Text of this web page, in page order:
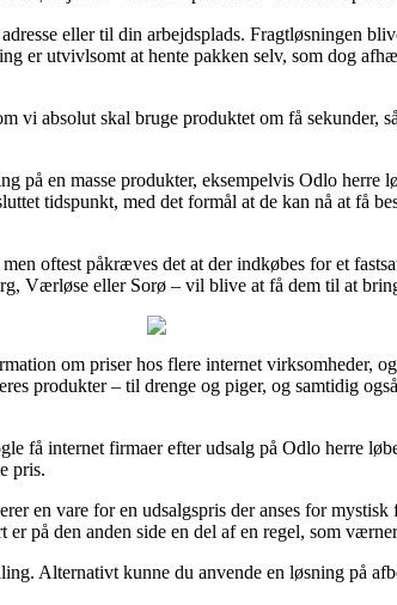
eller til din arbejdsplads. Fragtløsningen
er utvivlsomt at hente pakken selv, som dog
vi absolut skal bruge produktet om få sekunder,
på en masse produkter, eksempelvis Odlo
tidspunkt, med det formål at de kan nå at få
oftest påkræves det at der indkøbes for et
Værløse eller Sorø – vil blive at få dem til at
om priser hos flere internet virksomheder,
produkter – til drenge og piger, og samtidig
få internet firmaer efter udsalg på Odlo herre
pris.
en vare for en udsalgspris der anses for
på den anden side en del af en regel, som
Alternativt kunne du anvende en løsning på